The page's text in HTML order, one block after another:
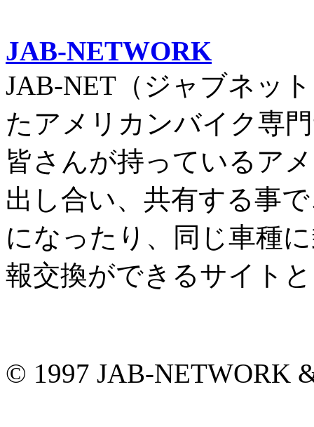
JAB-NETWORK
JAB-NET（ジャブネッ
たアメリカンバイク専
皆さんが持っているア
出し合い、共有する事
になったり、同じ車種
報交換ができるサイト
© 1997 JAB-NETWORK